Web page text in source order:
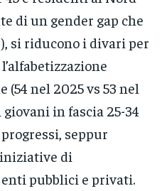
di un gender gap che
si riducono i divari per
nel 2025 vs 53 nel
in fascia 25-34
seppur
di
enti pubblici e privati.